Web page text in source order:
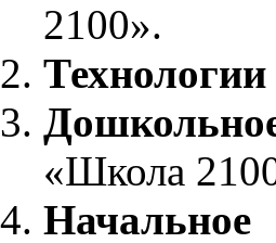
2100».
Технологии
«Школа
Начальное